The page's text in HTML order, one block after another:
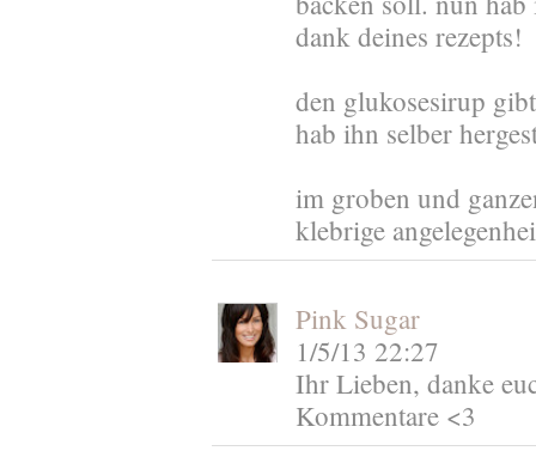
dank deines rezepts!
den glukosesirup
hab ihn selber
im groben und
klebrige
Pink Sugar
1/5/13 22:27
Ihr Lieben, danke
Kommentare <3